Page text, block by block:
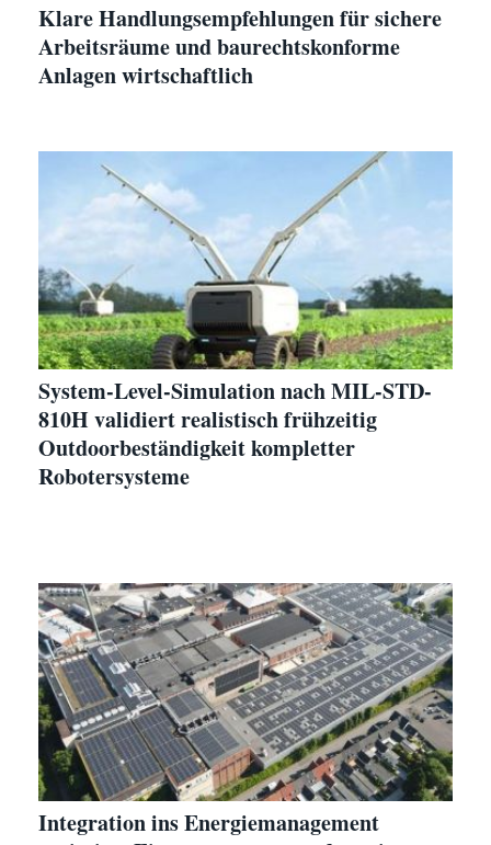
Klare Handlungsempfehlungen für sichere
Arbeitsräume und baurechtskonforme
Anlagen wirtschaftlich
System-Level-Simulation nach MIL-STD-
810H validiert realistisch frühzeitig
Outdoorbeständigkeit kompletter
Robotersysteme
Integration ins Energiemanagement